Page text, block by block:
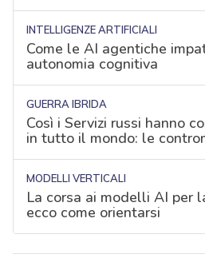
INTELLIGENZE ARTIFICIALI
Come le AI agentiche
autonomia cognitiva
GUERRA IBRIDA
Così i Servizi russi hanno
in tutto il mondo: le
MODELLI VERTICALI
La corsa ai modelli AI per
ecco come orientarsi